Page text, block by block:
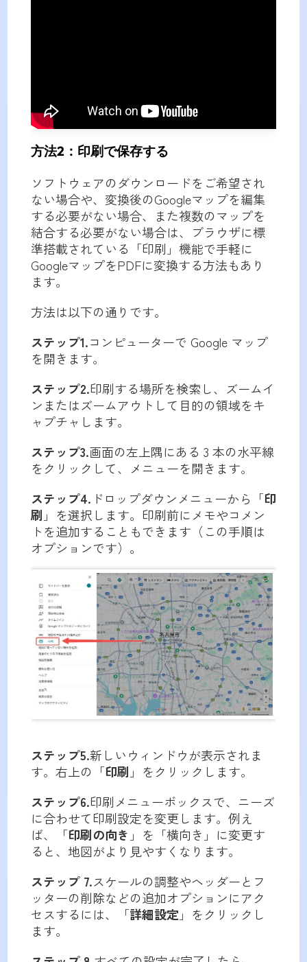
方法2：印刷で保存する
ソフトウェアのダウンロードをご希望され
ない場合や、変換後のGoogleマップを編集
する必要がない場合、また複数のマップを
結合する必要がない場合は、ブラウザに標
準搭載されている「印刷」機能で手軽に
GoogleマップをPDFに変換する方法もあり
ます。
方法は以下の通りです。
ステップ1.コンピューターで Google マップ
を開きます。
ステップ2.印刷する場所を検索し、ズームイ
ンまたはズームアウトして目的の領域をキ
ャプチャします。
ステップ3.画面の左上隅にある 3 本の水平線
をクリックして、メニューを開きます。
ステップ4. ドロップダウンメニューから「印
刷 」を選択します。印刷前にメモやコメン
トを追加することもできます（この手順は
オプションです）。
ステップ5.新しいウィンドウが表示されま
す。右上の「印刷 」をクリックします。
ステップ6.印刷メニューボックスで、ニーズ
に合わせて印刷設定を変更します。例え
ば、「印刷の向き 」を「横向き」に変更す
ると、地図がより見やすくなります。
ステップ 7.スケールの調整やヘッダーとフ
ッターの削除などの追加オプションにアク
セスするには、「詳細設定 」をクリックし
ます。